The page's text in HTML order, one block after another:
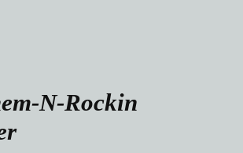
N-Rockin